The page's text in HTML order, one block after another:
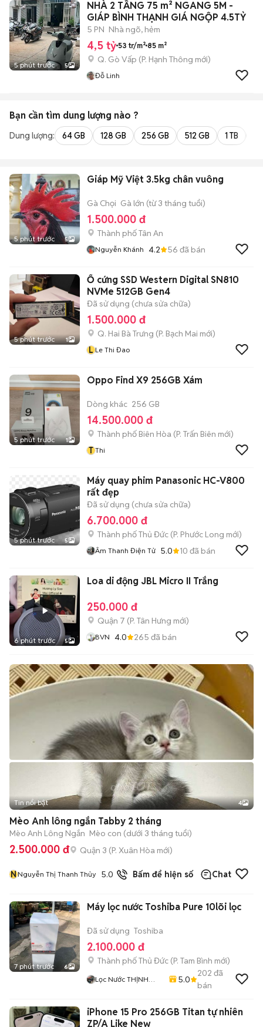
5 phút trước 5
NHÀ 2 TẦNG 75 m² NGANG 5M -
GIÁP BÌNH THẠNH GIÁ NGỘP 4.5TỶ
5 PN Nhà ngõ, hẻm
4,5 tỷ 53 tr/m² 85 m²
Q. Gò Vấp (P. Hạnh Thông mới)
Đỗ Linh
Bạn cần tìm dung lượng nào ?
Dung lượng: 64 GB 128 GB 256 GB 512 GB 1 TB
5 phút trước 5
Giáp Mỹ Việt 3.5kg chân vuông
Gà Chọi Gà lớn (từ 3 tháng tuổi)
1.500.000 đ
Thành phố Tân An
Nguyễn Khánh 4.2 56 đã bán
5 phút trước 1
Ổ cứng SSD Western Digital SN810
NVMe 512GB Gen4
Đã sử dụng (chưa sửa chữa)
1.500.000 đ
Q. Hai Bà Trưng (P. Bạch Mai mới)
L Le Thi Đao
5 phút trước 1
Oppo Find X9 256GB Xám
Dòng khác 256 GB
14.500.000 đ
Thành phố Biên Hòa (P. Trấn Biên mới)
T Thi
5 phút trước 5
Máy quay phim Panasonic HC-V800
rất đẹp
Đã sử dụng (chưa sửa chữa)
6.700.000 đ
Thành phố Thủ Đức (P. Phước Long mới)
Âm Thanh Điện Tử 5.0 10 đã bán
6 phút trước 5
Loa di động JBL Micro II Trắng
250.000 đ
Quận 7 (P. Tân Hưng mới)
BVN 4.0 265 đã bán
Tin nổi bật 4
Mèo Anh lông ngắn Tabby 2 tháng
Mèo Anh Lông Ngắn Mèo con (dưới 3 tháng tuổi)
2.500.000 đ Quận 3 (P. Xuân Hòa mới)
NNguyễn Thị Thanh Thủy 5.0 19 đã bán
Bấm để hiện số Chat
7 phút trước 6
Máy lọc nước Toshiba Pure 10lõi lọc
Đã sử dụng Toshiba
2.100.000 đ
Thành phố Thủ Đức (P. Tam Bình mới)
Lọc Nước THỊNH
5.0
202 đã
bán
iPhone 15 Pro 256GB Titan tự nhiên
ZP/A Like New